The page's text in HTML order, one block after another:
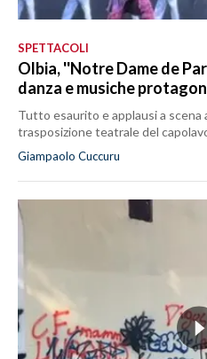
SPETTACOLI
Olbia, ''Notre Dame de
danza e musiche
Tutto esaurito e applausi a scena
trasposizione teatrale del
Giampaolo Cuccuru